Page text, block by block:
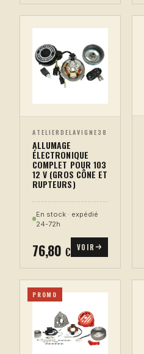
ATELIERDELAVIGNE38
ALLUMAGE
ÉLECTRONIQUE
COMPLET POUR 103
12 V (GROS CÔNE ET
RUPTEURS)
En stock · expédié
24-72h
76,80 € VOIR
PROMO